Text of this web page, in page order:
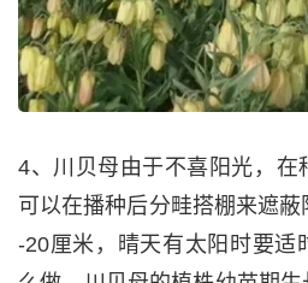
4、川贝母由于不喜阳光，在
可以在播种后分畦搭棚来遮
-20厘米，晴天有太阳时要适